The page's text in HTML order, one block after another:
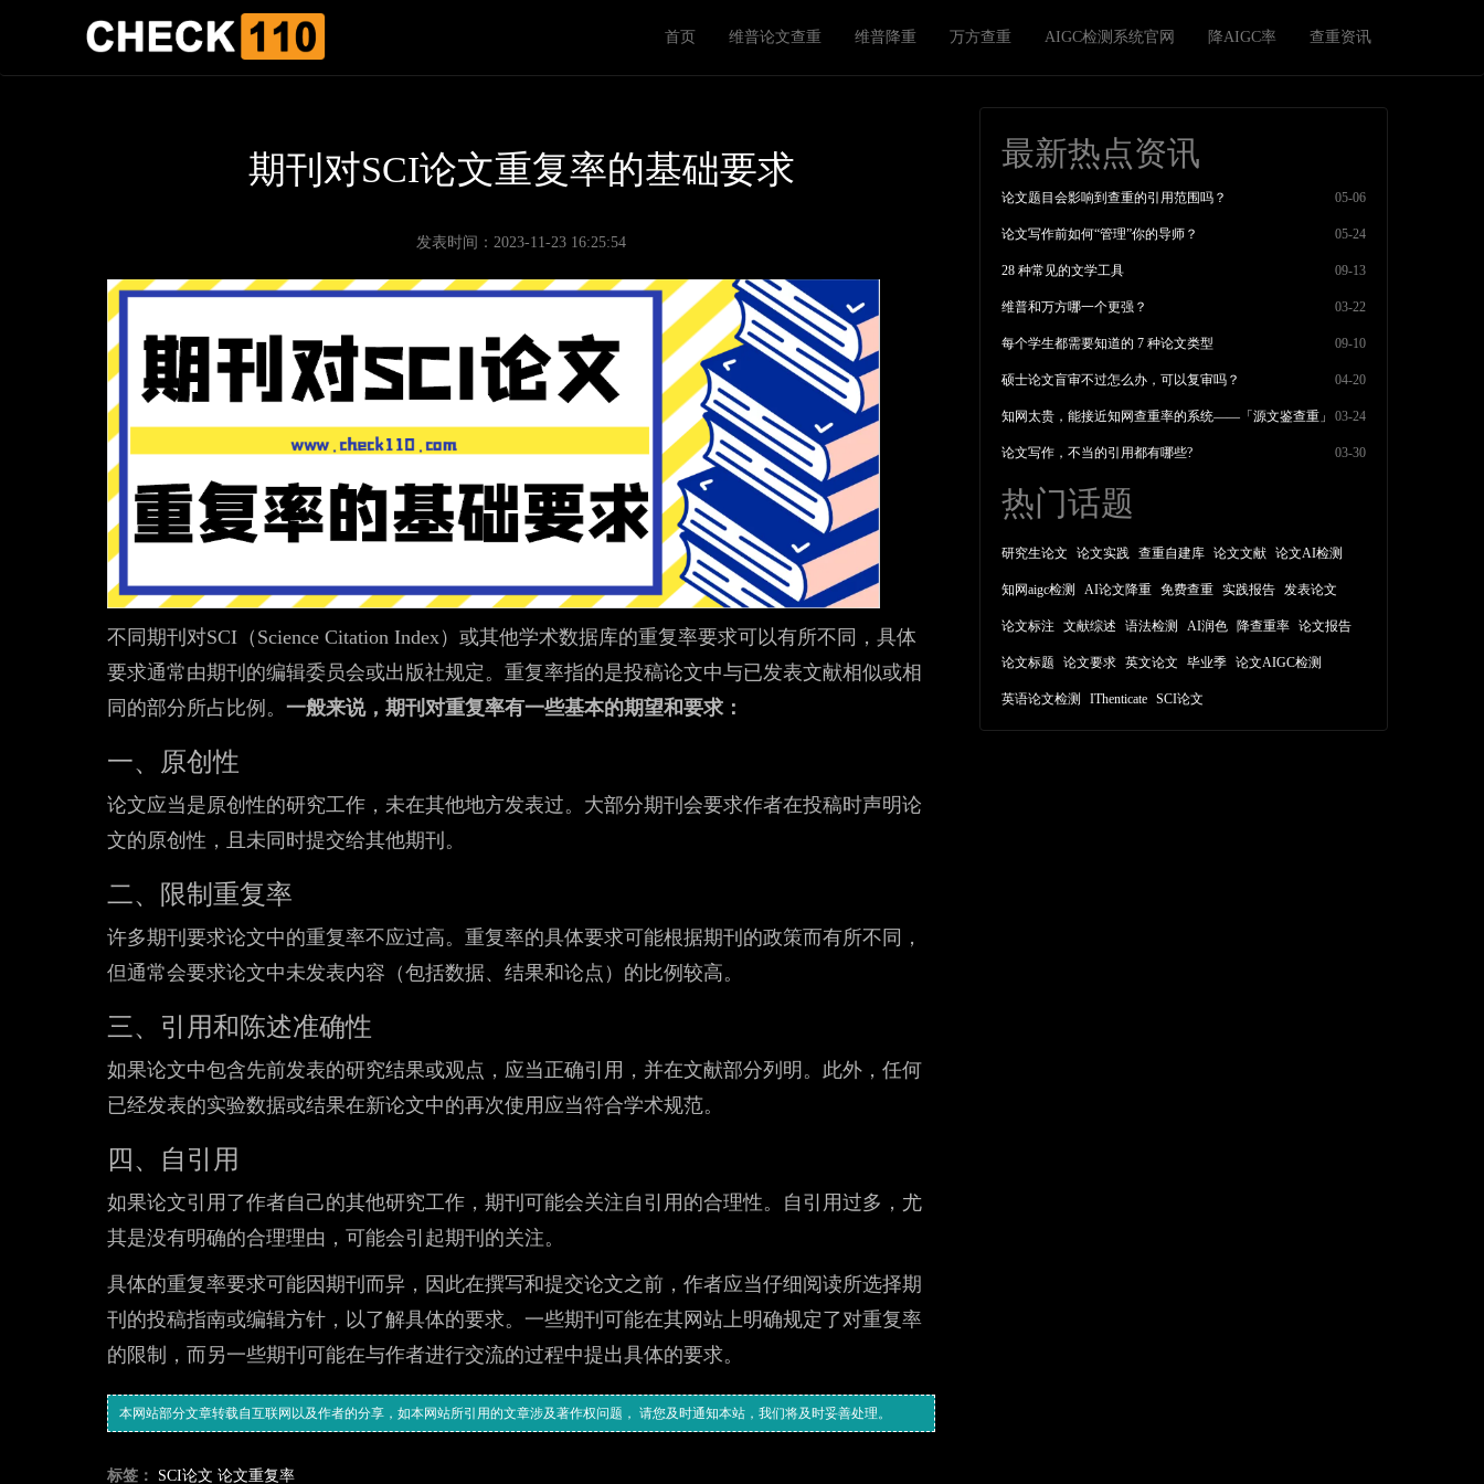
n
i
g
i
o
n
首页 维普论文查重 维普降重 万方查重 AIGC检测系统官网 降AIGC率 查重资讯
期刊对SCI论文重复率的基础要求
发表时间：2023-11-23 16:25:54
不同期刊对SCI（Science Citation Index）或其他学术数据库的重复率要求可以有所不同，具体
要求通常由期刊的编辑委员会或出版社规定。重复率指的是投稿论文中与已发表文献相似或相
同的部分所占比例。 一般来说，期刊对重复率有一些基本的期望和要求：
一、原创性
论文应当是原创性的研究工作，未在其他地方发表过。大部分期刊会要求作者在投稿时声明论
文的原创性，且未同时提交给其他期刊。
二、限制重复率
许多期刊要求论文中的重复率不应过高。重复率的具体要求可能根据期刊的政策而有所不同，
但通常会要求论文中未发表内容（包括数据、结果和论点）的比例较高。
三、引用和陈述准确性
如果论文中包含先前发表的研究结果或观点，应当正确引用，并在文献部分列明。此外，任何
已经发表的实验数据或结果在新论文中的再次使用应当符合学术规范。
四、自引用
如果论文引用了作者自己的其他研究工作，期刊可能会关注自引用的合理性。自引用过多，尤
其是没有明确的合理理由，可能会引起期刊的关注。
具体的重复率要求可能因期刊而异，因此在撰写和提交论文之前，作者应当仔细阅读所选择期
刊的投稿指南或编辑方针，以了解具体的要求。一些期刊可能在其网站上明确规定了对重复率
的限制，而另一些期刊可能在与作者进行交流的过程中提出具体的要求。
本网站部分文章转载自互联网以及作者的分享，如本网站所引用的文章涉及著作权问题， 请您及时通知本站，我们将及时妥善处理。
标签： SCI论文 论文重复率
最新热点资讯
论文题目会影响到查重的引用范围吗？ 05-06
论文写作前如何“管理”你的导师？ 05-24
28 种常见的文学工具 09-13
维普和万方哪一个更强？ 03-22
每个学生都需要知道的 7 种论文类型 09-10
硕士论文盲审不过怎么办，可以复审吗？ 04-20
知网太贵，能接近知网查重率的系统——「源文鉴查重」 03-24
论文写作，不当的引用都有哪些? 03-30
热门话题
研究生论文 论文实践 查重自建库 论文文献 论文AI检测
知网aigc检测 AI论文降重 免费查重 实践报告 发表论文
论文标注 文献综述 语法检测 AI润色 降查重率 论文报告
论文标题 论文要求 英文论文 毕业季 论文AIGC检测
英语论文检测 IThenticate SCI论文